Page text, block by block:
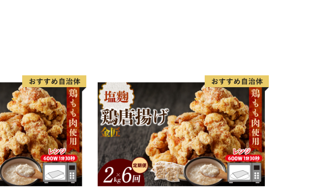
張っています！